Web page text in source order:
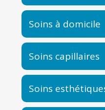
Soins à domicile
Soins capillaires
Soins